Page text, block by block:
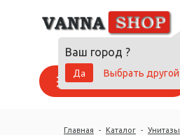
Ваш город ?
Да
Выбрать другой
Каталог товаров
Главная - Каталог - Унитазы